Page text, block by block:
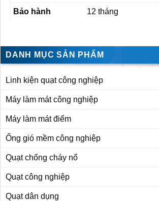
Bảo hành 12 tháng
DANH MỤC SẢN PHẨM
Linh kiện quạt công nghiệp
Máy làm mát công nghiệp
Máy làm mát điểm
Ống gió mềm công nghiệp
Quạt chống cháy nổ
Quạt công nghiệp
Quạt dân dụng